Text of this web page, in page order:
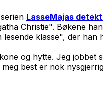
LasseMajas
Christie". Bøkene
klasse", der
og hytte. Jeg jobbet
best er nok